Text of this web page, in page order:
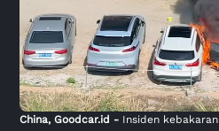
China,Goodcar.id - Insiden